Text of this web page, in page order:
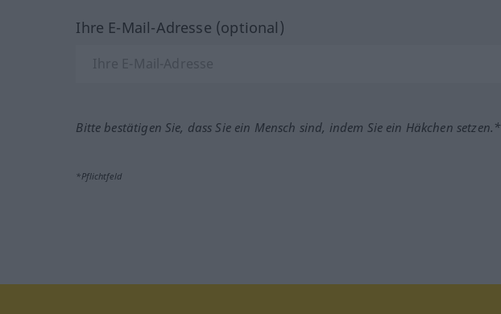
Ihre E-Mail-Adresse (optional)
Bitte bestätigen Sie, dass Sie ein Mensch sind, indem Sie ein Häkchen setzen.*
*Pflichtfeld